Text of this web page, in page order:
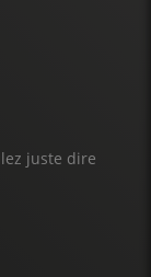
juste dire